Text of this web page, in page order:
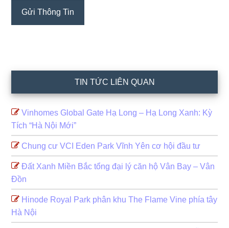
TIN TỨC LIÊN QUAN
Vinhomes Global Gate Hạ Long – Hạ Long Xanh: Kỳ
Tích “Hà Nội Mới”
Chung cư VCI Eden Park Vĩnh Yên cơ hội đầu tư
Đất Xanh Miền Bắc tổng đại lý căn hộ Vân Bay – Vân
Đồn
Hinode Royal Park phân khu The Flame Vine phía tây
Hà Nội